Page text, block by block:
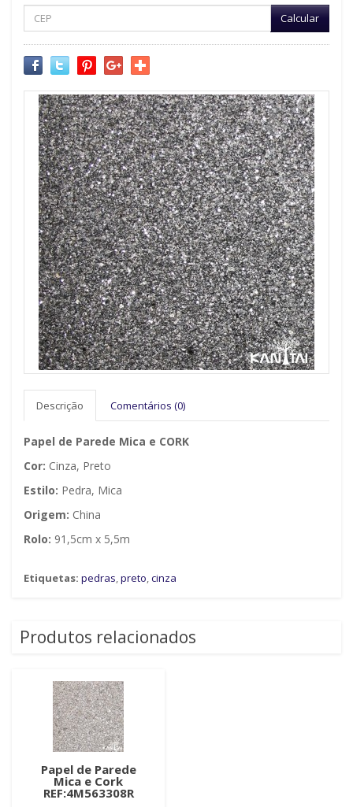
Calcular
Descrição Comentários (0)
Papel de Parede Mica e CORK
Cor: Cinza, Preto
Estilo: Pedra, Mica
Origem: China
Rolo: 91,5cm x 5,5m
Etiquetas: pedras,preto,cinza
Produtos relacionados
Papel de Parede
Mica e Cork
REF:4M563308R